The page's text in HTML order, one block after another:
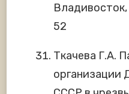
52
Ткачева Г.А.
организации